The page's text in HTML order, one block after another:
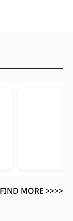
FIND MORE >>>>